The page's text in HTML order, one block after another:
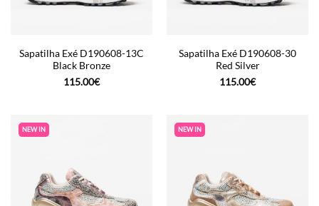
Sapatilha Exé D190608-13C
Black Bronze
115.00€
Sapatilha Exé D190608-30
Red Silver
115.00€
NEW IN NEW IN